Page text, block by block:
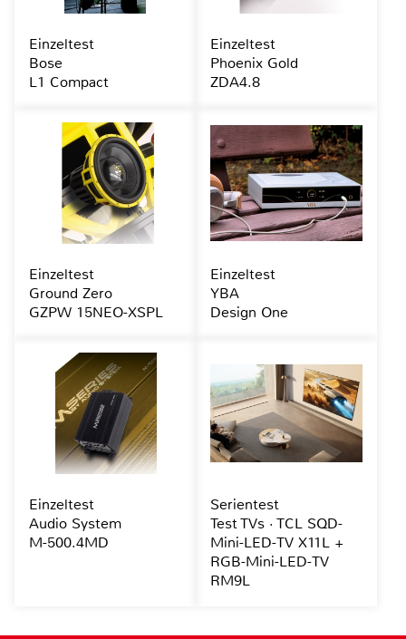
Einzeltest
Bose
L1 Compact
Einzeltest
Phoenix Gold
ZDA4.8
Einzeltest
Ground Zero
GZPW 15NEO-XSPL
Einzeltest
YBA
Design One
Einzeltest
Audio System
M-500.4MD
Serientest
Test TVs · TCL SQD-
Mini-LED-TV X11L +
RGB-Mini-LED-TV
RM9L